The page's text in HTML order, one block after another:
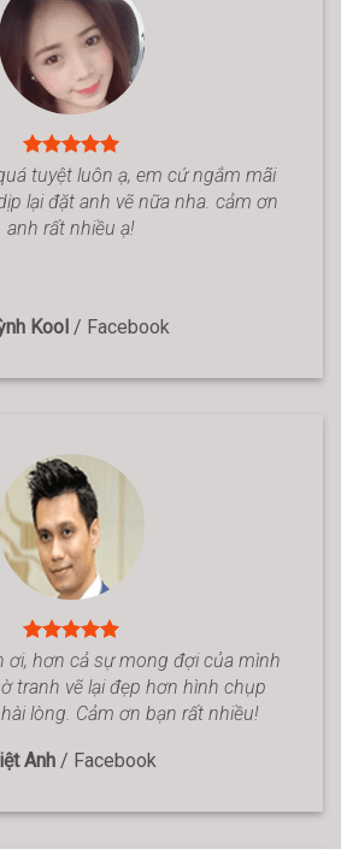
tuyệt luôn ạ, em cứ ngắm mãi
lại đặt anh vẽ nữa nha. cảm ơn
anh rất nhiều ạ!
Kool / Facebook
ơi, hơn cả sự mong đợi của mình
tranh vẽ lại đẹp hơn hình chụp
lòng. Cảm ơn bạn rất nhiều!
Anh / Facebook